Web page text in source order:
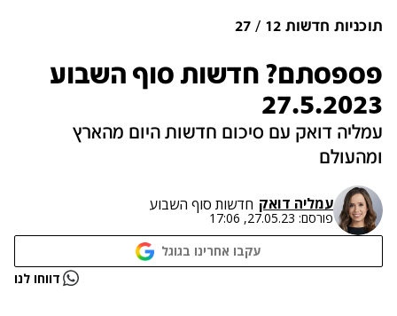
תוכניות חדשות 12 27
פספסתם? חדשות סוף השבוע
27.5.2023
עמליה דואק עם סיכום חדשות היום מהארץ
ומהעולם
עמליה דואק חדשות סוף השבוע
פורסם: 27.05.23, 17:06
עקבו אחרינו בגוגל
נתקלנו בבעיה דווחו לנו